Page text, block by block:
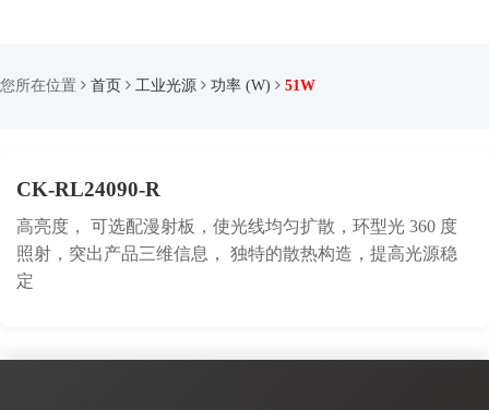
您所在位置 首页 工业光源 功率 (W) 51W
CK-RL24090-R
高亮度， 可选配漫射板，使光线均匀扩散，环型光 360 度
照射，突出产品三维信息， 独特的散热构造，提高光源稳
定